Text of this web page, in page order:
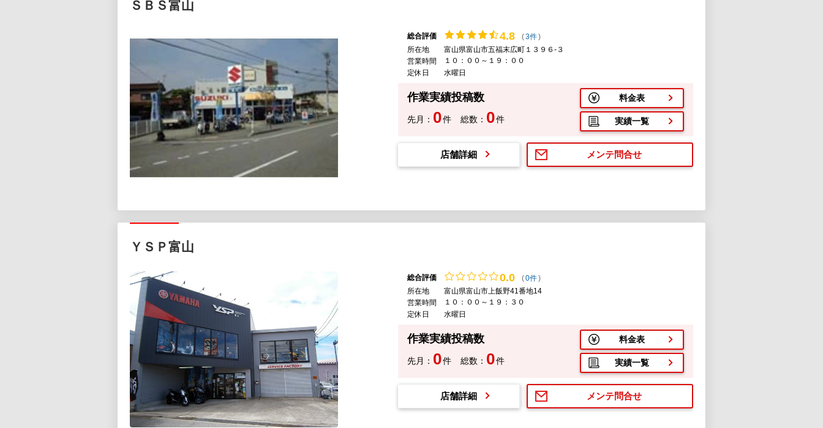
ＳＢＳ富山
総合評価 4.8 (3件)
所在地
富山県富山市五福末広町１３９６-３
営業時間
１０：００～１９：００
定休日
水曜日
作業実績投稿数
先月： 0件 総数： 0件
料金表
実績一覧
メンテ問合せ
店舗詳細
ＹＳＰ富山
総合評価 0.0 (0件)
所在地
富山県富山市上飯野41番地14
営業時間
１０：００～１９：３０
定休日
水曜日
作業実績投稿数
先月： 0件 総数： 0件
料金表
実績一覧
メンテ問合せ
店舗詳細